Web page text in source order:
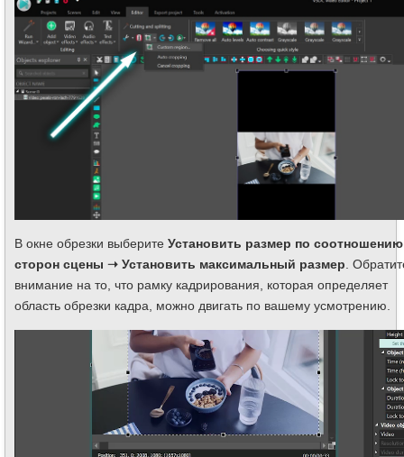
В окне обрезки выберите Установить размер по соотношению
сторон сцены ➝ Установить максимальный размер .
внимание на то, что рамку кадрирования, которая определяет
область обрезки кадра, можно двигать по вашему усмотрению.